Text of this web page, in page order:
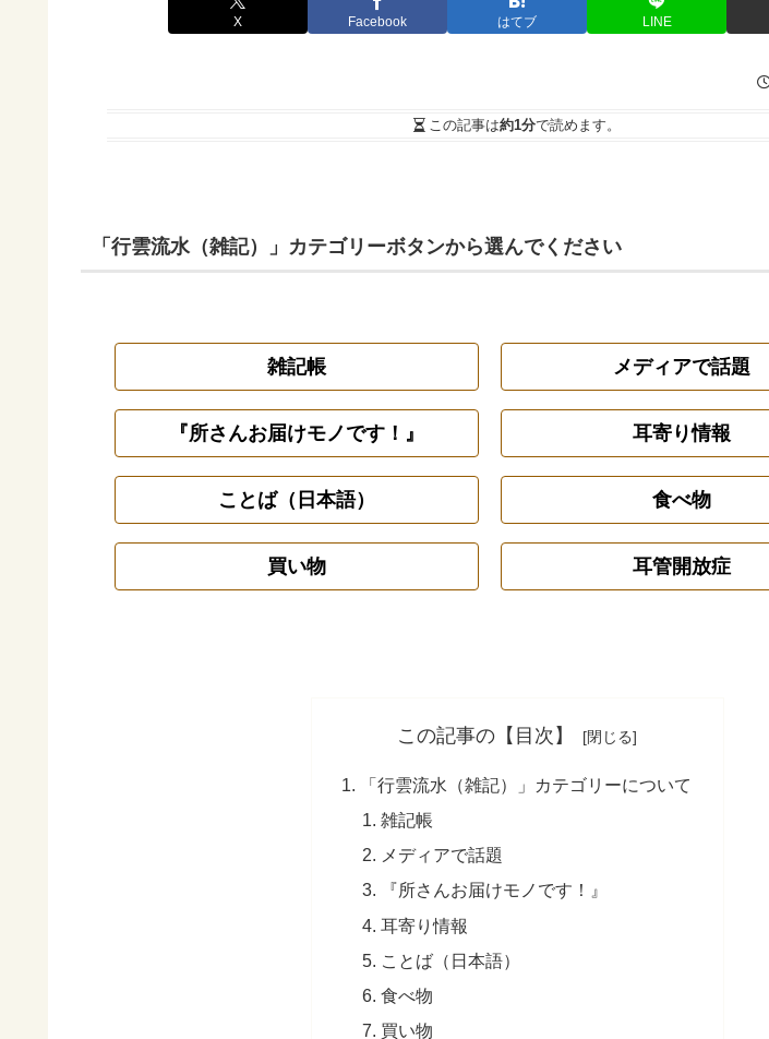
X Facebook はてブ LINE
この記事は約1分で読めます。
「行雲流水（雑記）」カテゴリーボタンから選んでください
雑記帳 メディアで話題
『所さんお届けモノです！』 耳寄り情報
ことば（日本語） 食べ物
買い物 耳管開放症
この記事の【目次】
「行雲流水（雑記）」カテゴリーについて
雑記帳
メディアで話題
『所さんお届けモノです！』
耳寄り情報
ことば（日本語）
食べ物
買い物